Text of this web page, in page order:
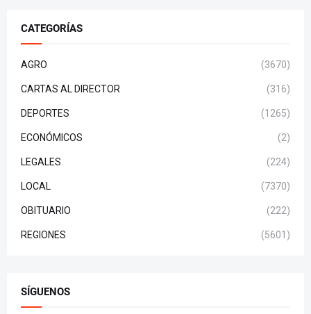
CATEGORÍAS
AGRO (3670)
CARTAS AL DIRECTOR (316)
DEPORTES (1265)
ECONÓMICOS (2)
LEGALES (224)
LOCAL (7370)
OBITUARIO (222)
REGIONES (5601)
SÍGUENOS